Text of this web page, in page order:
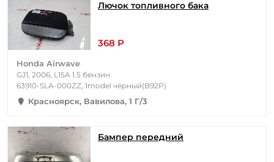
Лючок топливного бака
368 Р
Honda Airwave
GJ1, 2006, L15A 1.5 бензин
63910-SLA-000ZZ, 1model чёрный(B92P)
Красноярск, Вавилова, 1 Г/3
Бампер передний